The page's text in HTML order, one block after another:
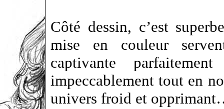
Côté dessin, c’est
mise en couleur
captivante
impeccablement tout en
univers froid et